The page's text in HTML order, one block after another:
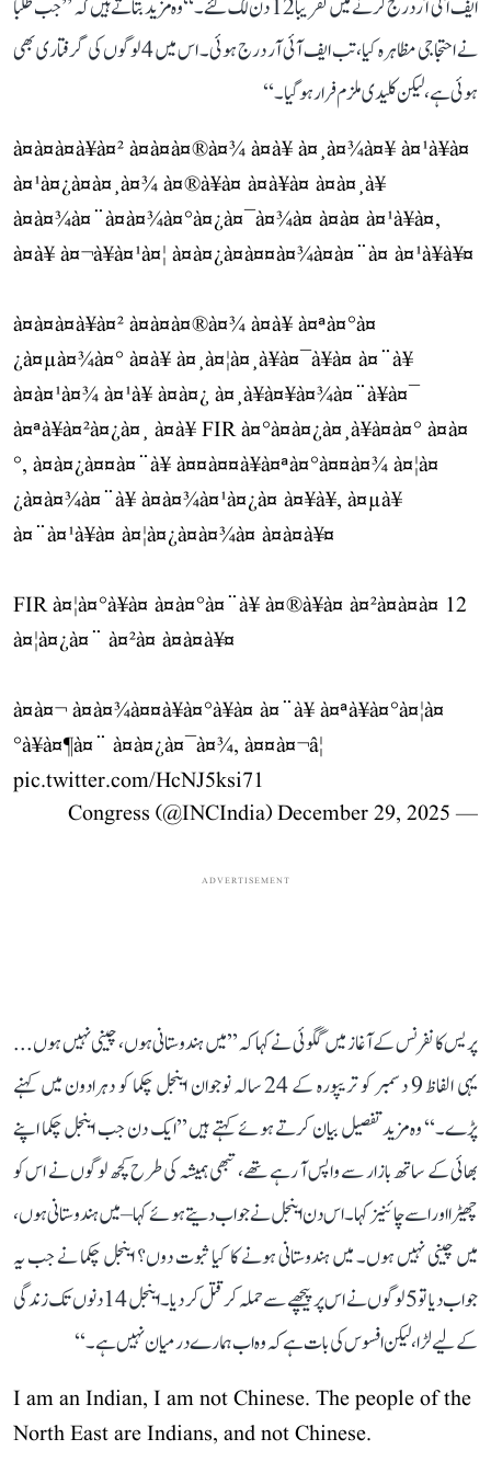
ایف آئی آر درج کرنے میں تقریباً 12 دن لگ گئے۔‘‘ وہ مزید بتاتے ہیں کہ ’’جب طلبا
نے احتجاجی مظاہرہ کیا، تب ایف آئی آر درج ہوئی۔ اس میں 4 لوگوں کی گرفتاری بھی
ہوئی ہے، لیکن کلیدی ملزم فرار ہو گیا۔‘‘
à¤à¤à¤à¥à¤² à¤à¤à¤®à¤¾ à¤à¥ à¤¸à¤¾à¤¥ à¤¹à¥à¤
à¤¹à¤¿à¤à¤¸à¤¾ à¤®à¥à¤ à¤à¥à¤ à¤à¤¸à¥
à¤à¤¾à¤¨à¤à¤¾à¤°à¤¿à¤¯à¤¾à¤ à¤à¤ à¤¹à¥à¤,
à¤à¥ à¤¬à¥à¤¹à¤¦ à¤à¤¿à¤à¤¤à¤¾à¤à¤¨à¤ à¤¹à¥à¥¤
à¤à¤à¤à¥à¤² à¤à¤à¤®à¤¾ à¤à¥ à¤ªà¤°à¤
¿à¤µà¤¾à¤° à¤à¥ à¤¸à¤¦à¤¸à¥à¤¯à¥à¤ à¤¨à¥
à¤à¤¹à¤¾ à¤¹à¥ à¤à¤¿ à¤¸à¥à¤¥à¤¾à¤¨à¥à¤¯
à¤ªà¥à¤²à¤¿à¤¸ à¤à¥ FIR à¤°à¤à¤¿à¤¸à¥à¤à¤° à¤à¤
°, à¤à¤¿à¤¤à¤¨à¥ à¤¤à¤¤à¥à¤ªà¤°à¤¤à¤¾ à¤¦à¤
¿à¤à¤¾à¤¨à¥ à¤à¤¾à¤¹à¤¿à¤ à¤¥à¥, à¤µà¥
à¤¨à¤¹à¥à¤ à¤¦à¤¿à¤à¤¾à¤ à¤à¤à¥¤
FIR à¤¦à¤°à¥à¤ à¤à¤°à¤¨à¥ à¤®à¥à¤ à¤²à¤à¤­à¤ 12
à¤¦à¤¿à¤¨ à¤²à¤ à¤à¤à¥¤
à¤à¤¬ à¤à¤¾à¤¤à¥à¤°à¥à¤ à¤¨à¥ à¤ªà¥à¤°à¤¦à¤
°à¥à¤¶à¤¨ à¤à¤¿à¤¯à¤¾, à¤¤à¤¬â¦
pic.twitter.com/HcNJ5ksi71
— Congress (@INCIndia)
December 29, 2025
ADVERTISEMENT
پریس کانفرنس کے آغاز میں گگوئی نے کہا کہ ’’میں ہندوستانی ہوں، چینی نہیں ہوں...
یہی الفاظ 9 دسمبر کو تریپورہ کے 24 سالہ نوجوان اینجل چکما کو دہرادون میں کہنے
پڑے۔‘‘ وہ مزید تفصیل بیان کرتے ہوئے کہتے ہیں ’’ایک دن جب اینجل چکما اپنے
بھائی کے ساتھ بازار سے واپس آ رہے تھے، تبھی ہمیشہ کی طرح کچھ لوگوں نے اس کو
چھیڑا اور اسے چائنیز کہا۔ اس دن اینجل نے جواب دیتے ہوئے کہا– میں ہندوستانی ہوں،
میں چینی نہیں ہوں۔ میں ہندوستانی ہونے کا کیا ثبوت دوں؟ اینجل چکما نے جب یہ
جواب دیا تو 5 لوگوں نے اس پر پیچھے سے حملہ کر قتل کر دیا۔ اینجل 14 دنوں تک زندگی
کے لیے لڑا، لیکن افسوس کی بات ہے کہ وہ اب ہمارے درمیان نہیں ہے۔‘‘
I am an Indian, I am not Chinese. The people of the
North East are Indians, and not Chinese.